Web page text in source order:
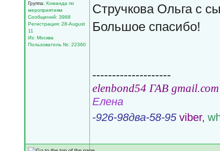
Группа: Команда по
мероприятиям
Сообщений: 3988
Регистрация: 28-August
11
Из: Москва
Пользователь №: 22360
Стручкова Ольга с
Большое спасибо!
--------------------
еlеnbоnd54 ГАВ gmail.соm
Елена
-926-98два-58-95 viber,